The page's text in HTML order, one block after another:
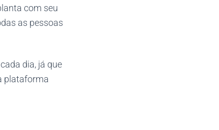
com seu
as pessoas
dia, já que
plataforma